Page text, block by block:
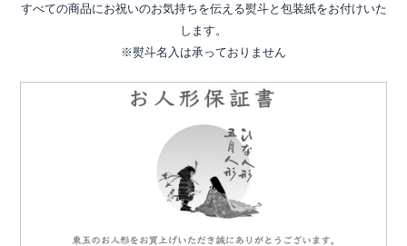
すべての商品にお祝いのお気持ちを伝える熨斗と包装紙をお付けいた
します。
※熨斗名入は承っておりません